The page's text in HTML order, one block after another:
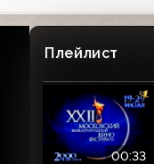
Плейлист
00:33